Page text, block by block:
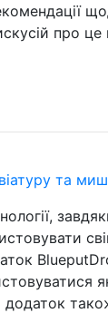
про це
та
додаток